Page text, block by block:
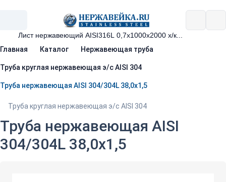
Главная Каталог Нержавеющая труба
Труба круглая нержавеющая э/с AISI 304
Труба нержавеющая AISI 304/304L 38,0х1,5
Труба круглая нержавеющая э/с AISI 304
Труба нержавеющая AISI
304/304L 38,0х1,5